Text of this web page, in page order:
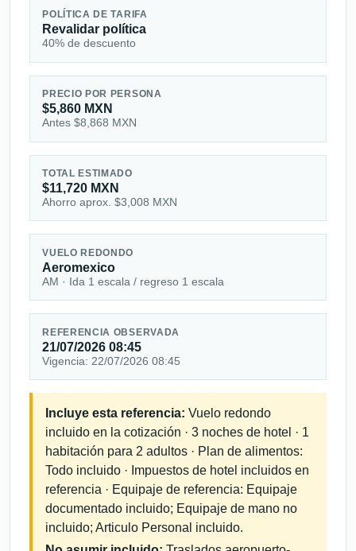
POLÍTICA DE TARIFA
Revalidar política
40% de descuento
PRECIO POR PERSONA
$5,860 MXN
Antes $8,868 MXN
TOTAL ESTIMADO
$11,720 MXN
Ahorro aprox. $3,008 MXN
VUELO REDONDO
Aeromexico
AM · Ida 1 escala / regreso 1 escala
REFERENCIA OBSERVADA
21/07/2026 08:45
Vigencia: 22/07/2026 08:45
Incluye esta referencia: Vuelo redondo
incluido en la cotización · 3 noches de hotel · 1
habitación para 2 adultos · Plan de alimentos:
Todo incluido · Impuestos de hotel incluidos en
referencia · Equipaje de referencia: Equipaje
documentado incluido; Equipaje de mano no
incluido; Articulo Personal incluido.